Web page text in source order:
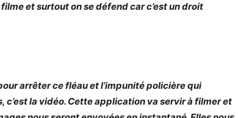
et surtout on se défend car c’est un droit
arrêter ce fléau et l’impunité policière qui
c’est la vidéo. Cette application va servir à filmer et